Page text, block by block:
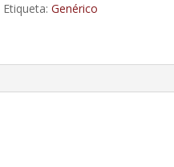
Etiqueta:Genérico